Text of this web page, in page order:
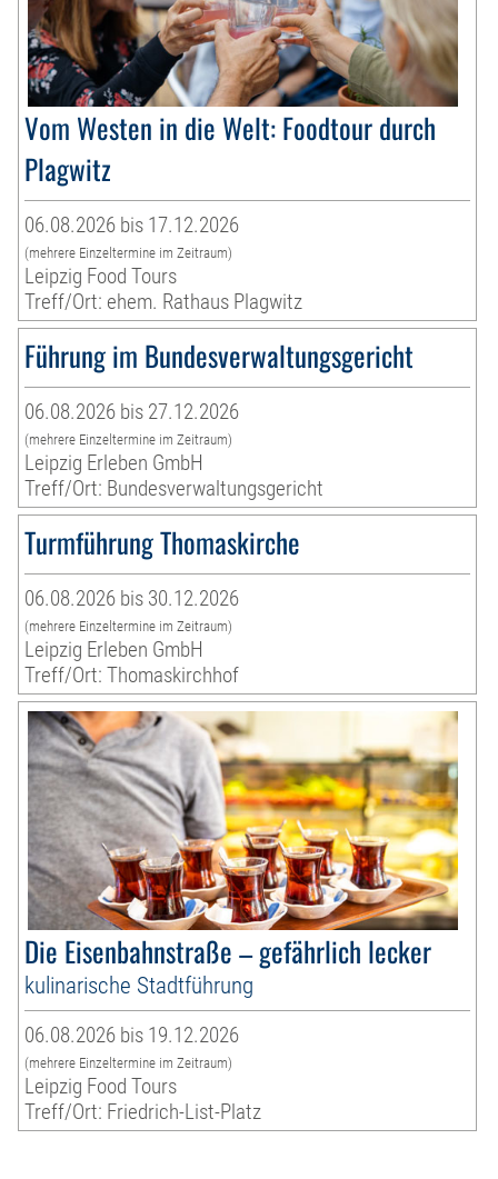
Vom Westen in die Welt: Foodtour durch
Plagwitz
06.08.2026 bis 17.12.2026
(mehrere Einzeltermine im Zeitraum)
Leipzig Food Tours
Treff/Ort: ehem. Rathaus Plagwitz
Führung im Bundesverwaltungsgericht
06.08.2026 bis 27.12.2026
(mehrere Einzeltermine im Zeitraum)
Leipzig Erleben GmbH
Treff/Ort: Bundesverwaltungsgericht
Turmführung Thomaskirche
06.08.2026 bis 30.12.2026
(mehrere Einzeltermine im Zeitraum)
Leipzig Erleben GmbH
Treff/Ort: Thomaskirchhof
Die Eisenbahnstraße – gefährlich lecker
kulinarische Stadtführung
06.08.2026 bis 19.12.2026
(mehrere Einzeltermine im Zeitraum)
Leipzig Food Tours
Treff/Ort: Friedrich-List-Platz